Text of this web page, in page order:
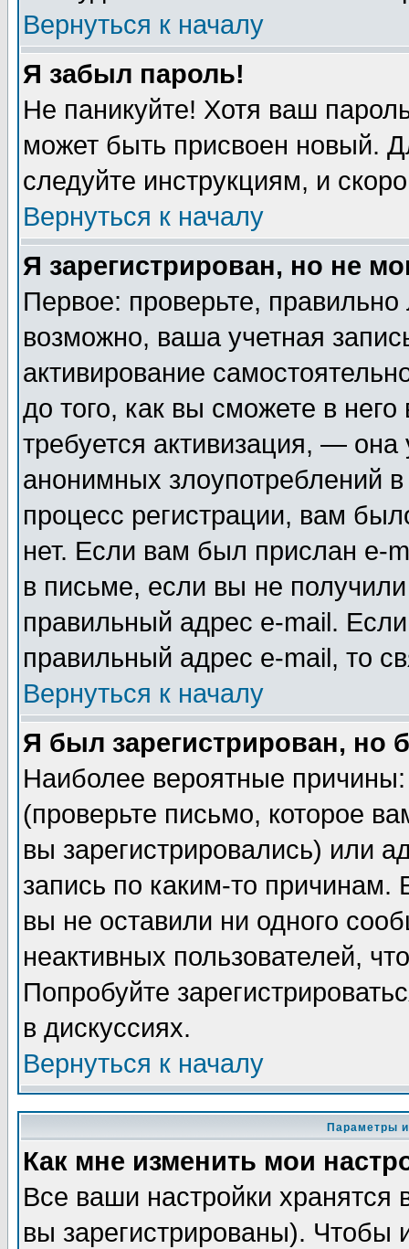
Вернуться к началу
Я забыл пароль!
Не паникуйте! Хотя ваш
может быть присвоен новый.
следуйте инструкциям, и
Вернуться к началу
Я зарегистрирован, но не
Первое: проверьте,
возможно, ваша учетная
активирование
до того, как вы сможете в
требуется активизация, —
анонимных злоупотреблений
процесс регистрации, вам
нет. Если вам был прислан e-
в письме, если вы не
правильный адрес e-mail.
правильный адрес e-mail, то
Вернуться к началу
Я был зарегистрирован, но
Наиболее вероятные
(проверьте письмо, которое
вы зарегистрировались) или
запись по каким-то причинам.
вы не оставили ни одного
неактивных пользователей,
Попробуйте
в дискуссиях.
Вернуться к началу
Параметры
Как мне изменить мои
Все ваши настройки хранятся
вы зарегистрированы). Чтобы